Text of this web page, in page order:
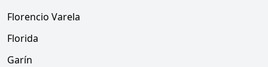
Florencio Varela
Florida
Garín